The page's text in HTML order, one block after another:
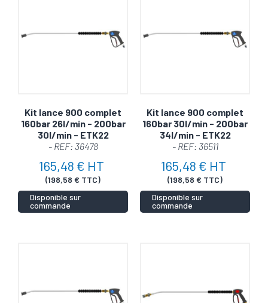
Kit lance 900 complet
160bar 26l/min - 200bar
30l/min - ETK22
- REF: 36478
165,48 € HT
(198,58 € TTC)
Disponible sur
commande
Kit lance 900 complet
160bar 30l/min - 200bar
34l/min - ETK22
- REF: 36511
165,48 € HT
(198,58 € TTC)
Disponible sur
commande